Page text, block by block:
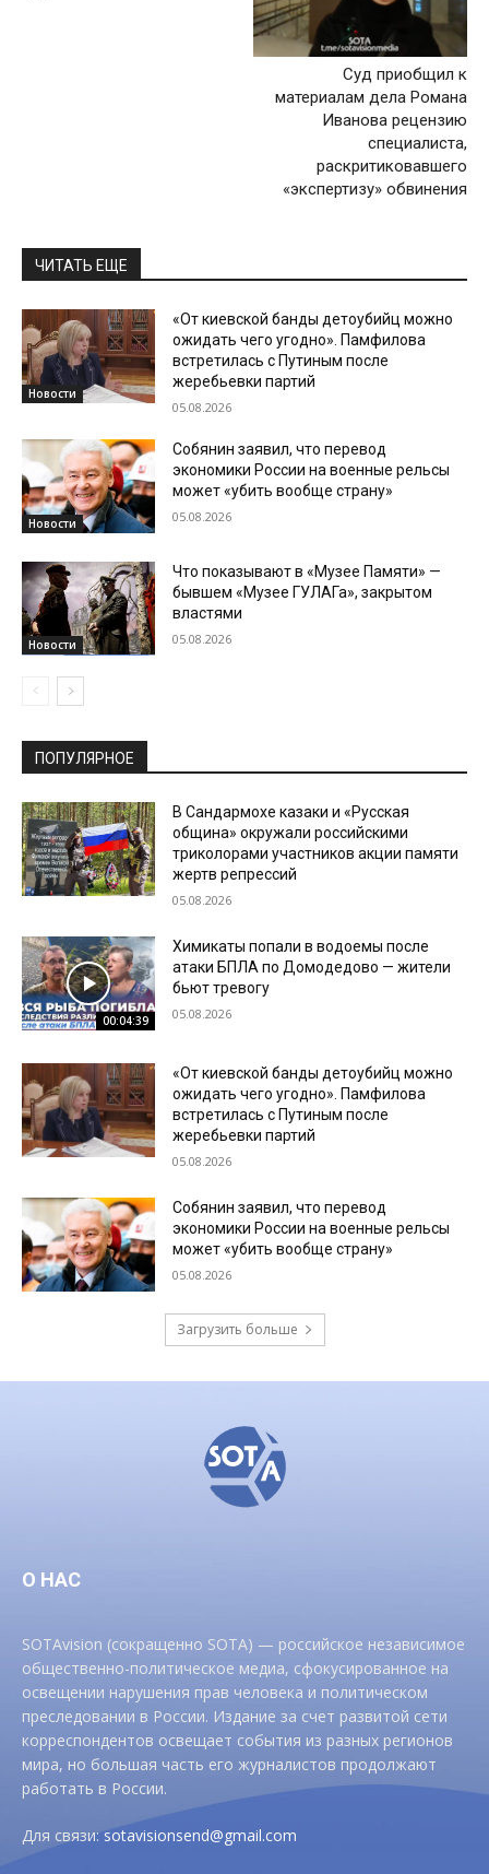
Суд приобщил к
материалам дела Романа
Иванова рецензию
специалиста,
раскритиковавшего
«экспертизу» обвинения
ЧИТАТЬ ЕЩЕ
Новости
«От киевской банды детоубийц можно
ожидать чего угодно». Памфилова
встретилась с Путиным после
жеребьевки партий
05.08.2026
Новости
Собянин заявил, что перевод
экономики России на военные рельсы
может «убить вообще страну»
05.08.2026
Новости
Что показывают в «Музее Памяти» —
бывшем «Музее ГУЛАГа», закрытом
властями
05.08.2026
ПОПУЛЯРНОЕ
В Сандармохе казаки и «Русская
община» окружали российскими
триколорами участников акции памяти
жертв репрессий
05.08.2026
00:04:39
Химикаты попали в водоемы после
атаки БПЛА по Домодедово — жители
бьют тревогу
05.08.2026
«От киевской банды детоубийц можно
ожидать чего угодно». Памфилова
встретилась с Путиным после
жеребьевки партий
05.08.2026
Собянин заявил, что перевод
экономики России на военные рельсы
может «убить вообще страну»
05.08.2026
Загрузить больше
О НАС
SOTAvision (сокращенно SOTA) — российское независимое
общественно-политическое медиа, сфокусированное на
освещении нарушения прав человека и политическом
преследовании в России. Издание за счет развитой сети
корреспондентов освещает события из разных регионов
мира, но большая часть его журналистов продолжают
работать в России.
Для связи:sotavisionsend@gmail.com